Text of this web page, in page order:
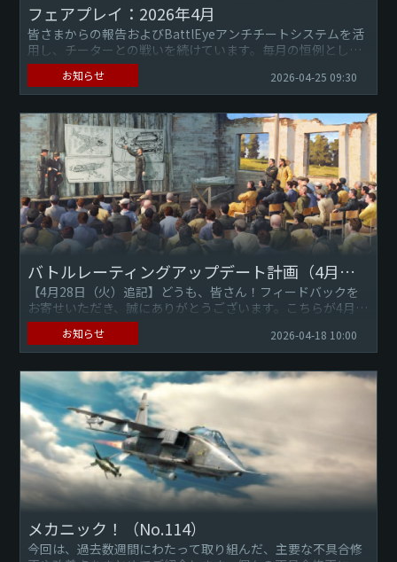
フェアプレイ：2026年4月
皆さまからの報告およびBattlEyeアンチチートシステムを活
用し、チーターとの戦いを続けています。毎月の恒例とし
て、過去1か月を通して利用停止させたプレイヤー情報を共有
します。『...
お知らせ 2026-04-25 09:30
バトルレーティングアップデート計画（4月）※4月28日（火）11：00更新
【4月28日（火）追記】どうも、皆さん！フィードバックを
お寄せいただき、誠にありがとうございます。こちらが4月に
予定されている最終的なバトルレーティング変更となりま
す。詳細について...
お知らせ 2026-04-18 10:00
メカニック！（No.114）
今回は、過去数週間にわたって取り組んだ、主要な不具合修